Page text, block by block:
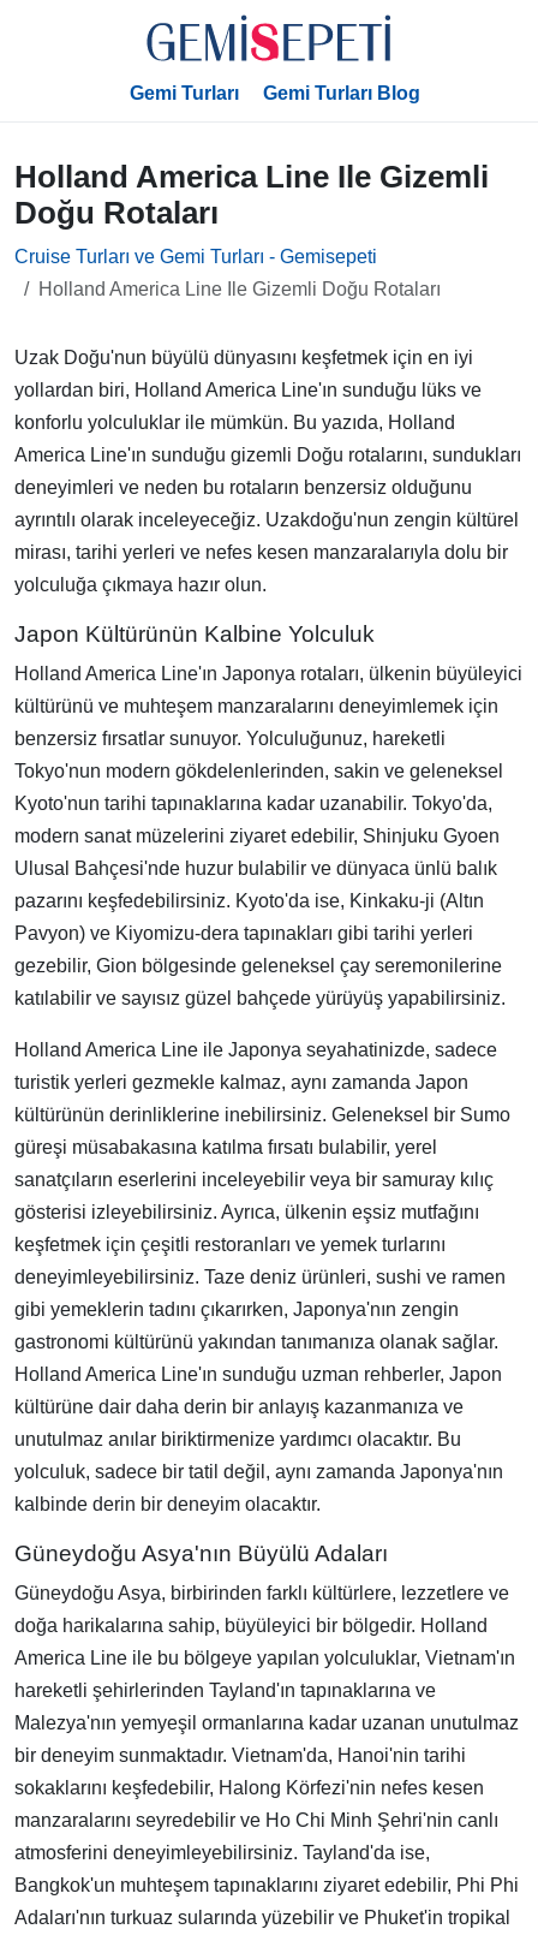
Gemi Turları Gemi Turları Blog
Holland America Line Ile Gizemli
Doğu Rotaları
Cruise Turları ve Gemi Turları - Gemisepeti
Holland America Line Ile Gizemli Doğu Rotaları
Uzak Doğu'nun büyülü dünyasını keşfetmek için en iyi
yollardan biri, Holland America Line'ın sunduğu lüks ve
konforlu yolculuklar ile mümkün. Bu yazıda, Holland
America Line'ın sunduğu gizemli Doğu rotalarını, sundukları
deneyimleri ve neden bu rotaların benzersiz olduğunu
ayrıntılı olarak inceleyeceğiz. Uzakdoğu'nun zengin kültürel
mirası, tarihi yerleri ve nefes kesen manzaralarıyla dolu bir
yolculuğa çıkmaya hazır olun.
Japon Kültürünün Kalbine Yolculuk
Holland America Line'ın Japonya rotaları, ülkenin büyüleyici
kültürünü ve muhteşem manzaralarını deneyimlemek için
benzersiz fırsatlar sunuyor. Yolculuğunuz, hareketli
Tokyo'nun modern gökdelenlerinden, sakin ve geleneksel
Kyoto'nun tarihi tapınaklarına kadar uzanabilir. Tokyo'da,
modern sanat müzelerini ziyaret edebilir, Shinjuku Gyoen
Ulusal Bahçesi'nde huzur bulabilir ve dünyaca ünlü balık
pazarını keşfedebilirsiniz. Kyoto'da ise, Kinkaku-ji (Altın
Pavyon) ve Kiyomizu-dera tapınakları gibi tarihi yerleri
gezebilir, Gion bölgesinde geleneksel çay seremonilerine
katılabilir ve sayısız güzel bahçede yürüyüş yapabilirsiniz.
Holland America Line ile Japonya seyahatinizde, sadece
turistik yerleri gezmekle kalmaz, aynı zamanda Japon
kültürünün derinliklerine inebilirsiniz. Geleneksel bir Sumo
güreşi müsabakasına katılma fırsatı bulabilir, yerel
sanatçıların eserlerini inceleyebilir veya bir samuray kılıç
gösterisi izleyebilirsiniz. Ayrıca, ülkenin eşsiz mutfağını
keşfetmek için çeşitli restoranları ve yemek turlarını
deneyimleyebilirsiniz. Taze deniz ürünleri, sushi ve ramen
gibi yemeklerin tadını çıkarırken, Japonya'nın zengin
gastronomi kültürünü yakından tanımanıza olanak sağlar.
Holland America Line'ın sunduğu uzman rehberler, Japon
kültürüne dair daha derin bir anlayış kazanmanıza ve
unutulmaz anılar biriktirmenize yardımcı olacaktır. Bu
yolculuk, sadece bir tatil değil, aynı zamanda Japonya'nın
kalbinde derin bir deneyim olacaktır.
Güneydoğu Asya'nın Büyülü Adaları
Güneydoğu Asya, birbirinden farklı kültürlere, lezzetlere ve
doğa harikalarına sahip, büyüleyici bir bölgedir. Holland
America Line ile bu bölgeye yapılan yolculuklar, Vietnam'ın
hareketli şehirlerinden Tayland'ın tapınaklarına ve
Malezya'nın yemyeşil ormanlarına kadar uzanan unutulmaz
bir deneyim sunmaktadır. Vietnam'da, Hanoi'nin tarihi
sokaklarını keşfedebilir, Halong Körfezi'nin nefes kesen
manzaralarını seyredebilir ve Ho Chi Minh Şehri'nin canlı
atmosferini deneyimleyebilirsiniz. Tayland'da ise,
Bangkok'un muhteşem tapınaklarını ziyaret edebilir, Phi Phi
Adaları'nın turkuaz sularında yüzebilir ve Phuket'in tropikal